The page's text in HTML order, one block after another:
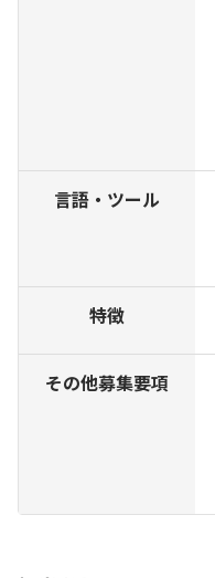
言語・ツール
特徴
その他募集要項